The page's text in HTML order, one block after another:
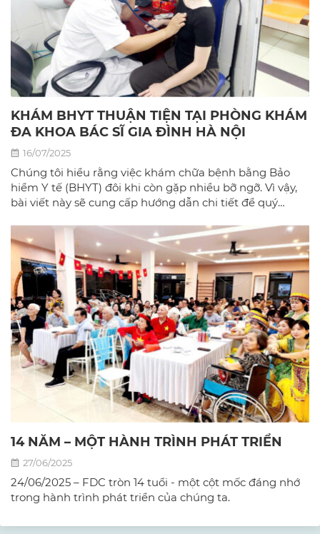
KHÁM BHYT THUẬN TIỆN TẠI PHÒNG KHÁM
ĐA KHOA BÁC SĨ GIA ĐÌNH HÀ NỘI
16/07/2025
Chúng tôi hiểu rằng việc khám chữa bệnh bằng Bảo
hiểm Y tế (BHYT) đôi khi còn gặp nhiều bỡ ngỡ. Vì vậy,
bài viết này sẽ cung cấp hướng dẫn chi tiết để quý
quả nhất tại phòng khám đa khoa Bác sĩ gia đình hà
Nội.
14 NĂM – MỘT HÀNH TRÌNH PHÁT TRIỂN
27/06/2025
24/06/2025 – FDC tròn 14 tuổi - một cột mốc đáng nhớ
trong hành trình phát triển của chúng ta.